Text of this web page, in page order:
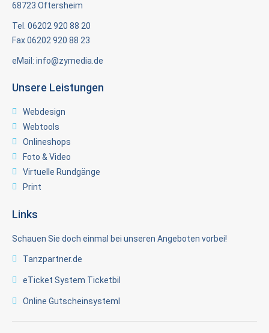
68723 Oftersheim
Tel. 06202 920 88 20
Fax 06202 920 88 23
eMail: info@zymedia.de
Unsere Leistungen
Webdesign
Webtools
Onlineshops
Foto & Video
Virtuelle Rundgänge
Print
Links
Schauen Sie doch einmal bei unseren Angeboten vorbei!
Tanzpartner.de
eTicket System Ticketbil
Online Gutscheinsysteml